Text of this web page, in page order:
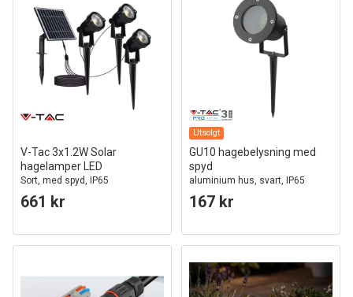
V-Tac 3x1.2W Solar
hagelamper LED
Sort, med spyd, IP65
661 kr
Utsolgt
GU10 hagebelysning med
spyd
aluminium hus, svart, IP65
167 kr